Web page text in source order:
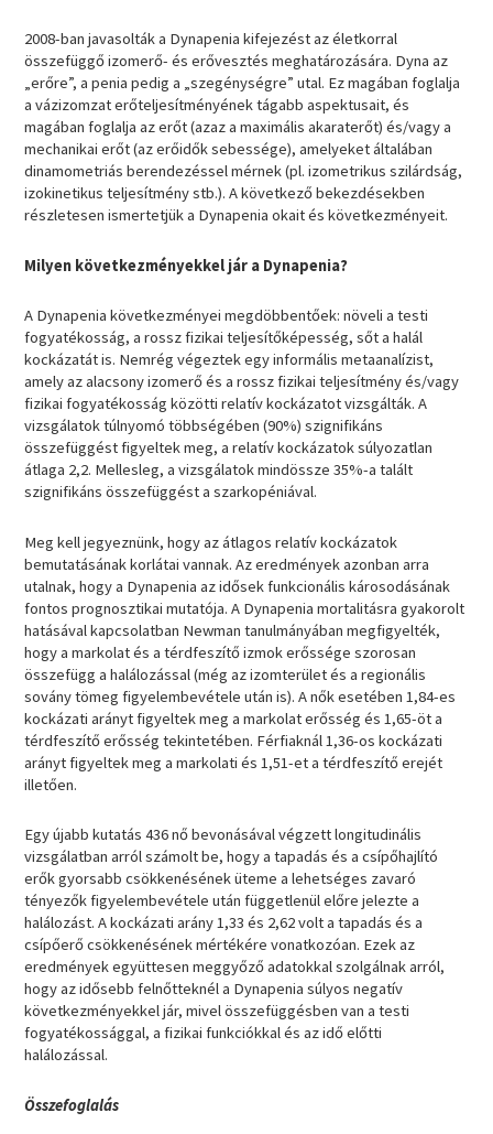
2008-ban javasolták a Dynapenia kifejezést az életkorral
összefüggő izomerő- és erővesztés meghatározására. Dyna az
„erőre”, a penia pedig a „szegénységre” utal. Ez magában foglalja
a vázizomzat erőteljesítményének tágabb aspektusait, és
magában foglalja az erőt (azaz a maximális akaraterőt) és/vagy a
mechanikai erőt (az erőidők sebessége), amelyeket általában
dinamometriás berendezéssel mérnek (pl. izometrikus szilárdság,
izokinetikus teljesítmény stb.). A következő bekezdésekben
részletesen ismertetjük a Dynapenia okait és következményeit.
Milyen következményekkel jár a Dynapenia?
A Dynapenia következményei megdöbbentőek: növeli a testi
fogyatékosság, a rossz fizikai teljesítőképesség, sőt a halál
kockázatát is. Nemrég végeztek egy informális metaanalízist,
amely az alacsony izomerő és a rossz fizikai teljesítmény és/vagy
fizikai fogyatékosság közötti relatív kockázatot vizsgálták. A
vizsgálatok túlnyomó többségében (90%) szignifikáns
összefüggést figyeltek meg, a relatív kockázatok súlyozatlan
átlaga 2,2. Mellesleg, a vizsgálatok mindössze 35%-a talált
szignifikáns összefüggést a szarkopéniával.
Meg kell jegyeznünk, hogy az átlagos relatív kockázatok
bemutatásának korlátai vannak. Az eredmények azonban arra
utalnak, hogy a Dynapenia az idősek funkcionális károsodásának
fontos prognosztikai mutatója. A Dynapenia mortalitásra gyakorolt ​​
hatásával kapcsolatban Newman tanulmányában megfigyelték,
hogy a markolat és a térdfeszítő izmok erőssége szorosan
összefügg a halálozással (még az izomterület és a regionális
sovány tömeg figyelembevétele után is). A nők esetében 1,84-es
kockázati arányt figyeltek meg a markolat erősség és 1,65-öt a
térdfeszítő erősség tekintetében. Férfiaknál 1,36-os kockázati
arányt figyeltek meg a markolati és 1,51-et a térdfeszítő erejét
illetően.
Egy újabb kutatás 436 nő bevonásával végzett longitudinális
vizsgálatban arról számolt be, hogy a tapadás és a csípőhajlító
erők gyorsabb csökkenésének üteme a lehetséges zavaró
tényezők figyelembevétele után függetlenül előre jelezte a
halálozást. A kockázati arány 1,33 és 2,62 volt a tapadás és a
csípőerő csökkenésének mértékére vonatkozóan. Ezek az
eredmények együttesen meggyőző adatokkal szolgálnak arról,
hogy az idősebb felnőtteknél a Dynapenia súlyos negatív
következményekkel jár, mivel összefüggésben van a testi
fogyatékossággal, a fizikai funkciókkal és az idő előtti
halálozással.
Összefoglalás